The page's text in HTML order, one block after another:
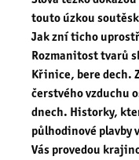
touto úzkou
Jak zní ticho
Rozmanitost tvarů
Křinice, bere dech.
čerstvého vzduchu
dnech. Historky,
půlhodinové plavby
Vás provedou